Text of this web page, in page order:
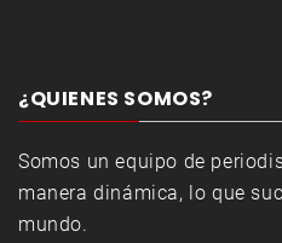
¿QUIENES SOMOS?
Somos un equipo de
manera dinámica, lo que
mundo.